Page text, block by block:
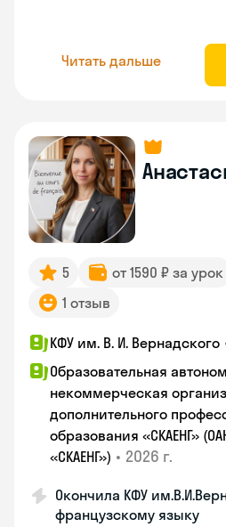
Читать дальше
5 от 1590 ₽ за урок
1 отзыв
КФУ им. В. И. Вернадского
Образовательная
некоммерческая
дополнительного
образования «СКАЕНГ»
«СКАЕНГ») • 2026 г.
Окончила КФУ
французскому языку